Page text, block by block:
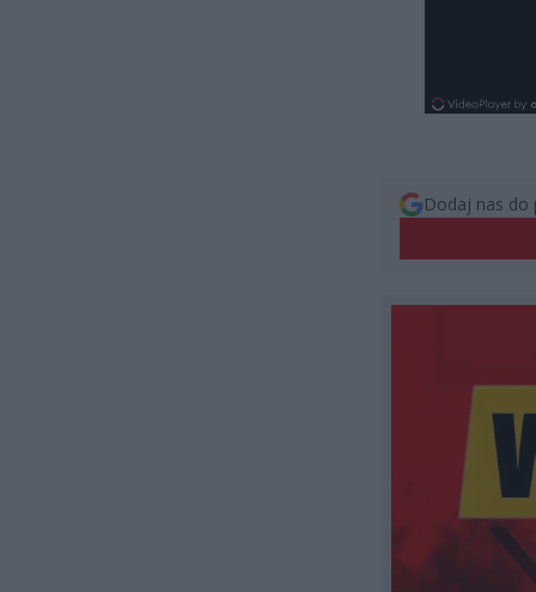
Dodaj nas do